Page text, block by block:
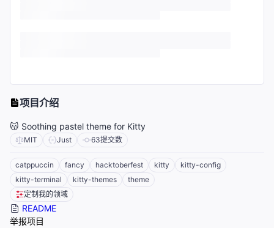
项目介绍
😽 Soothing pastel theme for Kitty
MIT Just 63提交数
catppuccin fancy hacktoberfest kitty
kitty-config
kitty-terminal
kitty-themes
theme
定制我的领域
README
举报项目